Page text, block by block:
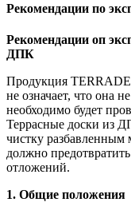
Рекомендации по
Рекомендации оп
ДПК
Продукция
не означает, что она
необходимо будет
Террасные доски из
чистку
должно
отложений.
1. Общие положения